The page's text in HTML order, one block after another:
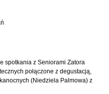
spotkania z Seniorami Zatora
połączone z degustacją,
(Niedziela Palmowa) z